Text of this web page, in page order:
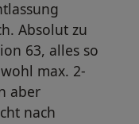
Absolut zu
63, alles so
max. 2-
aber
nach